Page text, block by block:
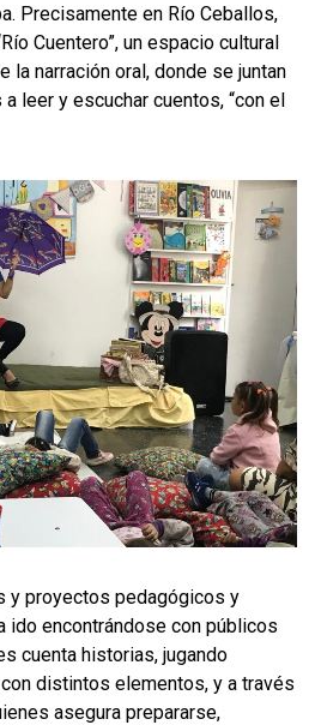
Precisamente en Río Ceballos,
Cuentero”, un espacio cultural
la narración oral, donde se juntan
leer y escuchar cuentos, “con el
y proyectos pedagógicos y
ido encontrándose con públicos
cuenta historias, jugando
distintos elementos, y a través
asegura prepararse,